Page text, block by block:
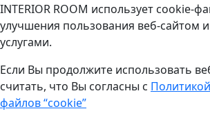
INTERIOR ROOM использует cookie-
улучшения пользования веб-сайтом
услугами.
Если Вы продолжите использовать
считать, что Вы согласны с
файлов “cookie”